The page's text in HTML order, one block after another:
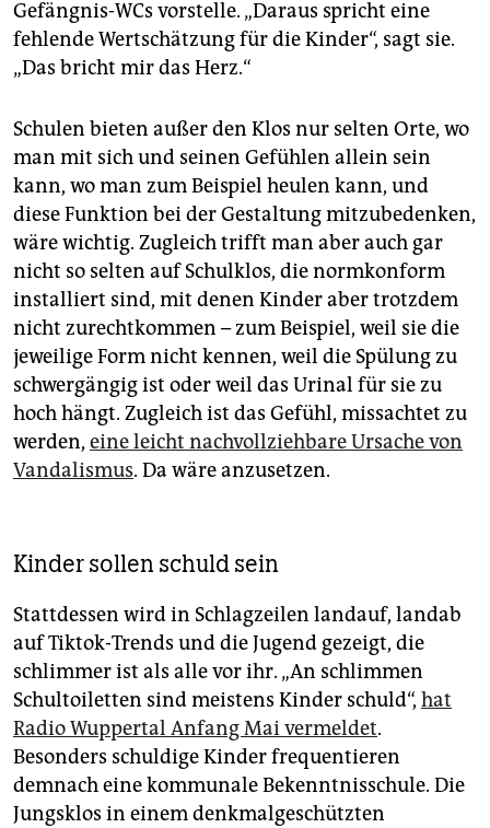
Gefängnis-WCs vorstelle. „Daraus spricht eine
fehlende Wertschätzung für die Kinder“, sagt sie.
„Das bricht mir das Herz.“
Schulen bieten außer den Klos nur selten Orte, wo
man mit sich und seinen Gefühlen allein sein
kann, wo man zum Beispiel heulen kann, und
diese Funktion bei der Gestaltung mitzubedenken,
wäre wichtig. Zugleich trifft man aber auch gar
nicht so selten auf Schulklos, die normkonform
installiert sind, mit denen Kinder aber trotzdem
nicht zurechtkommen – zum Beispiel, weil sie die
jeweilige Form nicht kennen, weil die Spülung zu
schwergängig ist oder weil das Urinal für sie zu
hoch hängt. Zugleich ist das Gefühl, missachtet zu
werden, eine leicht nachvollziehbare Ursache von
Vandalismus. Da wäre anzusetzen.
Kinder sollen schuld sein
Stattdessen wird in Schlagzeilen landauf, landab
auf Tiktok-Trends und die Jugend gezeigt, die
schlimmer ist als alle vor ihr. „An schlimmen
Schultoiletten sind meistens Kinder schuld“, hat
Radio Wuppertal Anfang Mai vermeldet.
Besonders schuldige Kinder frequentieren
demnach eine kommunale Bekenntnisschule. Die
Jungsklos in einem denkmalgeschützten